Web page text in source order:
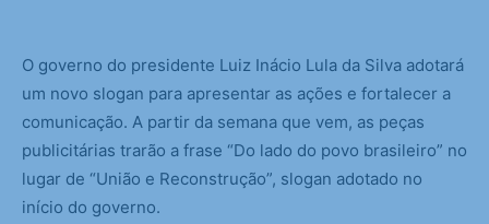
O governo do presidente Luiz Inácio Lula da Silva adotará
um novo slogan para apresentar as ações e fortalecer a
comunicação. A partir da semana que vem, as peças
publicitárias trarão a frase “Do lado do povo brasileiro” no
lugar de “União e Reconstrução”, slogan adotado no
início do governo.